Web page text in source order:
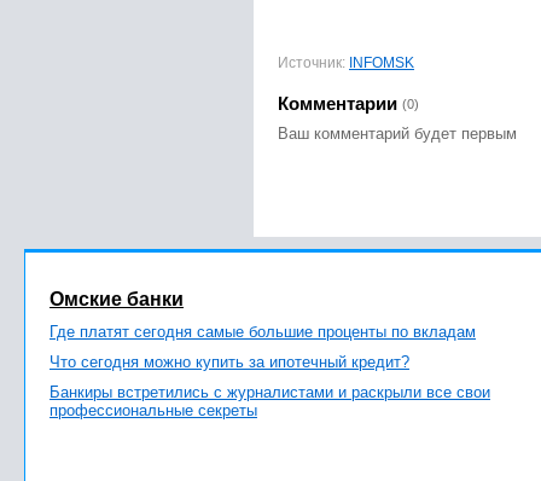
Источник: INFOMSK
Комментарии (0)
Ваш комментарий будет первым
Омские банки
Где платят сегодня самые большие проценты по вкладам
Что сегодня можно купить за ипотечный кредит?
Банкиры встретились с журналистами и раскрыли все свои
профессиональные секреты